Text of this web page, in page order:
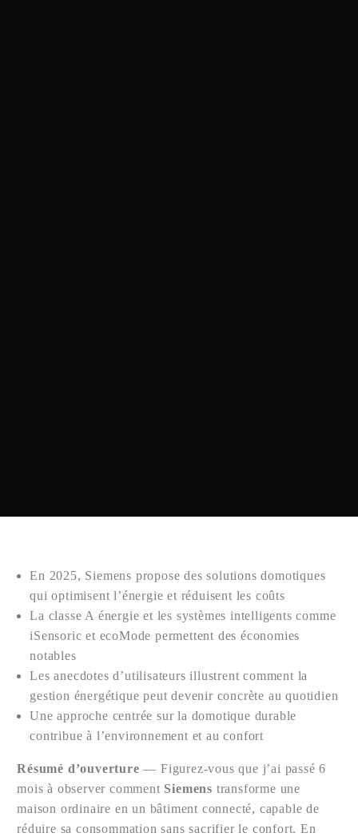
En 2025, Siemens propose des solutions domotiques
qui optimisent l’énergie et réduisent les coûts
La classe A énergie et les systèmes intelligents comme
iSensoric et ecoMode permettent des économies
notables
Les anecdotes d’utilisateurs illustrent comment la
gestion énergétique peut devenir concrète au quotidien
Une approche centrée sur la domotique durable
contribue à l’environnement et au confort
Résumé d’ouverture — Figurez-vous que j’ai passé 6
mois à observer comment Siemens transforme une
maison ordinaire en un bâtiment connecté, capable de
réduire sa consommation sans sacrifier le confort. En